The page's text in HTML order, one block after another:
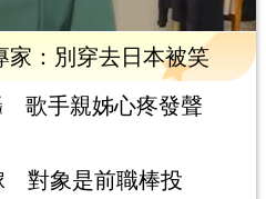
：別穿去日本被笑
歌手親姊心疼發聲
對象是前職棒投